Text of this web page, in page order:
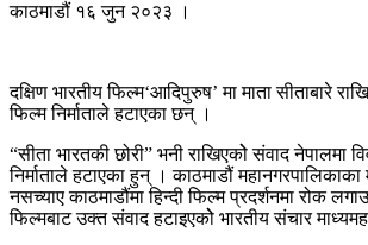
काठमाडौं १६ जुन २०२३ ।
दक्षिण भारतीय फिल्म‘आदिपुरुष’ मा माता सीताबारे
फिल्म निर्माताले हटाएका छन् ।
“सीता भारतकी छोरी” भनी राखिएकोे संवाद नेपालमा
निर्माताले हटाएका हुन् । काठमाडौं
नसच्याए काठमाडौंमा हिन्दी फिल्म प्रदर्शनमा रोक
फिल्मबाट उक्त संवाद हटाइएकोे भारतीय संचार